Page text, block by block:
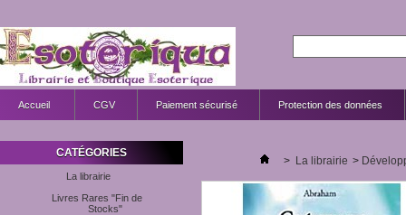
Accueil CGV Paiement sécurisé Protection des données
CATÉGORIES
La librairie
Livres Rares "Fin de
Stocks"
> La librairie >